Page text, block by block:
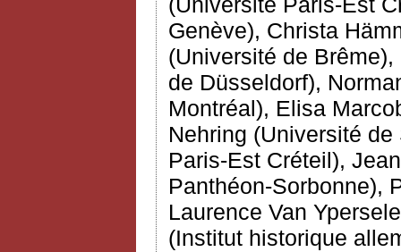
Genève), Christa
(Université de
de Düsseldorf),
Montréal), Elisa
Nehring (Université
Paris-Est Créteil),
Panthéon-Sorbonne),
Laurence Van
(Institut historique